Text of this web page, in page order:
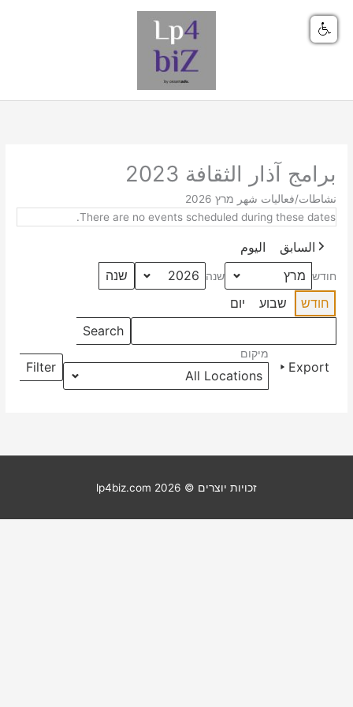
برامج آذار الثقافة 2023
نشاطات/فعاليات شهر מרץ 2026
There are no events scheduled during these dates.
السابق اليوم
חודש שנה
חודש שבוע יום
חפש
אירועים
Search
Events
Export
מיקום
Filter
מיקומים
זכויות יוצרים © 2026 lp4biz.com